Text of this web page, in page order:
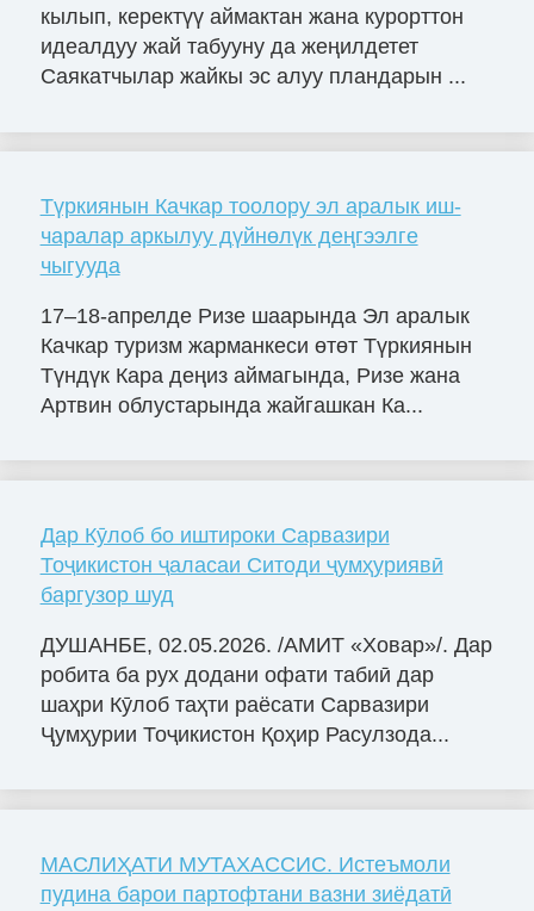
кылып, керектүү аймактан жана курорттон
идеалдуу жай табууну да жеңилдетет
Саякатчылар жайкы эс алуу пландарын ...
Түркиянын Качкар тоолору эл аралык иш-
чаралар аркылуу дүйнөлүк деңгээлге
чыгууда
17–18-апрелде Ризе шаарында Эл аралык
Качкар туризм жарманкеси өтөт Түркиянын
Түндүк Кара деңиз аймагында, Ризе жана
Артвин облустарында жайгашкан Ка...
Дар Кӯлоб бо иштироки Сарвазири
Тоҷикистон ҷаласаи Ситоди ҷумҳуриявӣ
баргузор шуд
ДУШАНБЕ, 02.05.2026. /АМИТ «Ховар»/. Дар
робита ба рух додани офати табиӣ дар
шаҳри Кӯлоб таҳти раёсати Сарвазири
Ҷумҳурии Тоҷикистон Қоҳир Расулзода...
МАСЛИҲАТИ МУТАХАССИС. Истеъмоли
пудина барои партофтани вазни зиёдатӣ